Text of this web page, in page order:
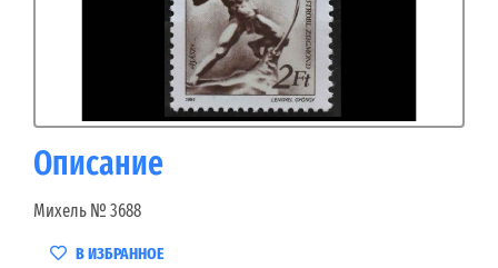
Описание
Михель № 3688
В ИЗБРАННОЕ